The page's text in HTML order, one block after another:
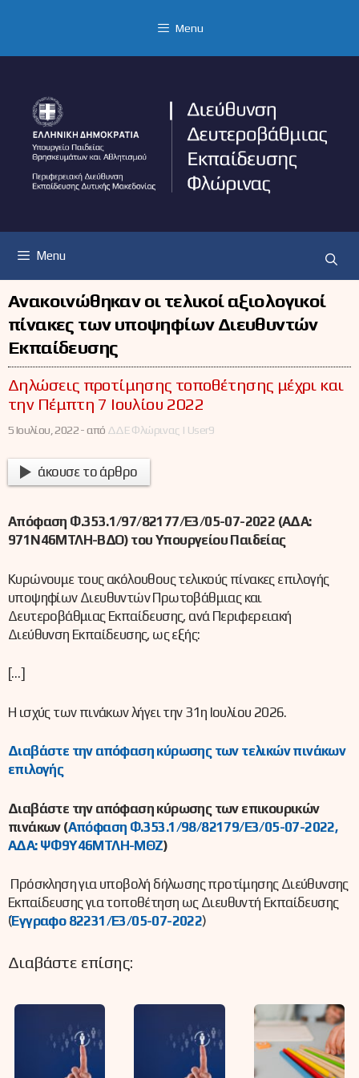
Menu
Menu
Ανακοινώθηκαν οι τελικοί αξιολογικοί
πίνακες των υποψηφίων Διευθυντών
Εκπαίδευσης
Δηλώσεις προτίμησης τοποθέτησης μέχρι και
την Πέμπτη 7 Ιουλίου 2022
5 Ιουλίου, 2022 -από ΔΔΕ Φλώρινας | User9
άκουσε το άρθρο
Απόφαση Φ.353.1/97/82177/Ε3/05-07-2022 (ΑΔΑ:
971Ν46ΜΤΛΗ-ΒΔΟ) του Υπουργείου Παιδείας
Κυρώνουμε τους ακόλουθους τελικούς πίνακες επιλογής
υποψηφίων Διευθυντών Πρωτοβάθμιας και
Δευτεροβάθμιας Εκπαίδευσης, ανά Περιφερειακή
Διεύθυνση Εκπαίδευσης, ως εξής:
[…]
Η ισχύς των πινάκων λήγει την 31η Ιουλίου 2026.
Διαβάστε την απόφαση κύρωσης των τελικών πινάκων
επιλογής
Διαβάστε την απόφαση κύρωσης των επικουρικών
πινάκων (Απόφαση Φ.353.1/98/82179/Ε3/05-07-2022,
ΑΔΑ: ΨΦ9Υ46ΜΤΛΗ-ΜΘΖ)
Πρόσκληση για υποβολή δήλωσης προτίμησης Διεύθυνσης
Εκπαίδευσης για τοποθέτηση ως Διευθυντή Εκπαίδευσης
(Έγγραφο 82231/Ε3/05-07-2022)
Διαβάστε επίσης: